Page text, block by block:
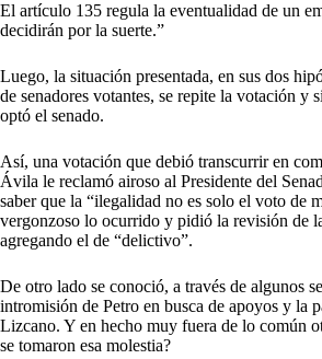
El artículo 135 regula la eventualidad de un
decidirán por la suerte.”
Luego, la situación presentada, en sus dos
de senadores votantes, se repite la votación y
optó el senado.
Así, una votación que debió transcurrir en
Ávila le reclamó airoso al Presidente del
saber que la “ilegalidad no es solo el voto de
vergonzoso lo ocurrido y pidió la revisión de
agregando el de “delictivo”.
De otro lado se conoció, a través de algunos
intromisión de Petro en busca de apoyos y la
Lizcano. Y en hecho muy fuera de lo común
se tomaron esa molestia?